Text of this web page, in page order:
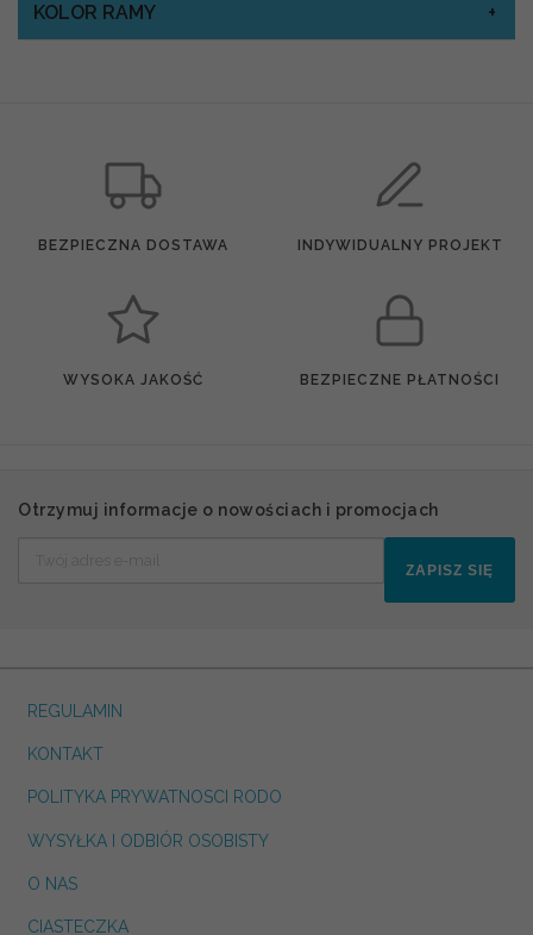
KOLOR RAMY
BEZPIECZNA DOSTAWA INDYWIDUALNY PROJEKT
WYSOKA JAKOŚĆ BEZPIECZNE PŁATNOŚCI
Otrzymuj informacje o nowościach i promocjach
ZAPISZ SIĘ
REGULAMIN
KONTAKT
POLITYKA PRYWATNOSCI RODO
WYSYŁKA I ODBIÓR OSOBISTY
O NAS
CIASTECZKA